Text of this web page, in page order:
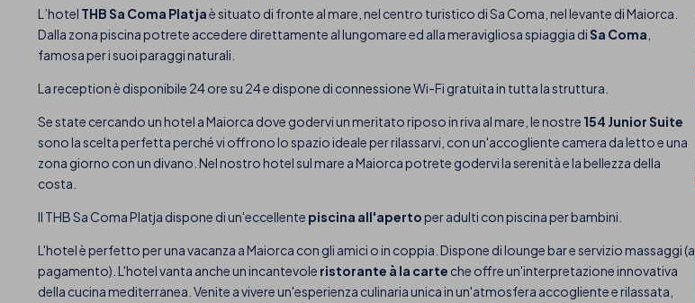
L’hotel THB Sa Coma Platjaè situato di fronte al mare, nel centro turistico di Sa Coma, nel levante di Maiorca.
Dalla zona piscina potrete accedere direttamente al lungomare ed alla meravigliosa spiaggia diSa Coma
famosa per i suoi paraggi naturali.
La reception è disponibile 24 ore su 24 e dispone di connessione Wi-Fi gratuita in tutta la struttura.
Se state cercando un hotel a Maiorca dove godervi un meritato riposo in riva al mare, le nostre 154 Junior Suite
sono la scelta perfetta perché vi offrono lo spazio ideale per rilassarvi, con un'accogliente camera da letto e una
zona giorno con un divano. Nel nostro hotel sul mare a Maiorca potrete godervi la serenità e la bellezza della
costa.
Il THB Sa Coma Platja dispone di un'eccellente piscina all'apertoper adulti con piscina per bambini.
L'hotel è perfetto per una vacanza a Maiorca con gli amici o in coppia. Dispone di lounge bar e servizio massaggi (a
pagamento). L'hotel vanta anche un incantevole ristorante à la carte che offre un'interpretazione innovativa
della cucina mediterranea. Venite a vivere un'esperienza culinaria unica in un'atmosfera accogliente e rilassata,